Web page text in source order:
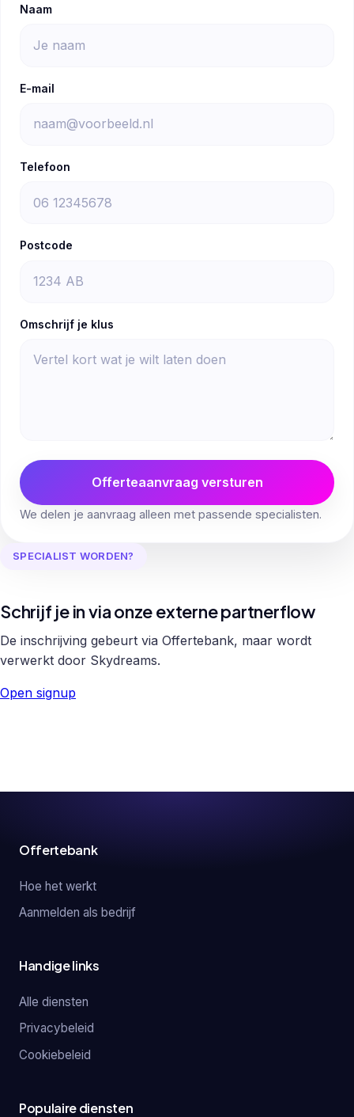
Naam
E-mail
Telefoon
Postcode
Omschrijf je klus
Offerteaanvraag versturen
We delen je aanvraag alleen met passende specialisten.
SPECIALIST WORDEN?
Schrijf je in via onze externe partnerflow
De inschrijving gebeurt via Offertebank, maar wordt
verwerkt door Skydreams.
Open signup
Offertebank
Hoe het werkt
Aanmelden als bedrijf
Handige links
Alle diensten
Privacybeleid
Cookiebeleid
Populaire diensten